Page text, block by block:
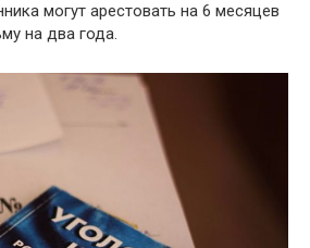
могут арестовать на 6 месяцев
на два года.